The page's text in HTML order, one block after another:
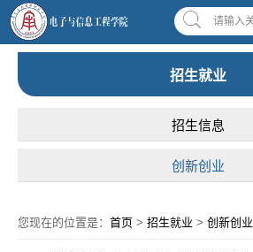
南昌应用技术师范学院，助你圆梦! 学校首页|
请输入
招生就业
招生信息
创新创业
您现在的位置是： 首页 > 招生就业 > 创新创业